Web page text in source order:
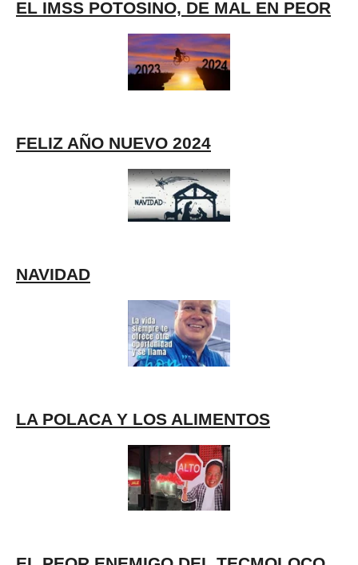
EL IMSS POTOSINO, DE MAL EN PEOR
FELIZ AÑO NUEVO 2024
NAVIDAD
LA POLACA Y LOS ALIMENTOS